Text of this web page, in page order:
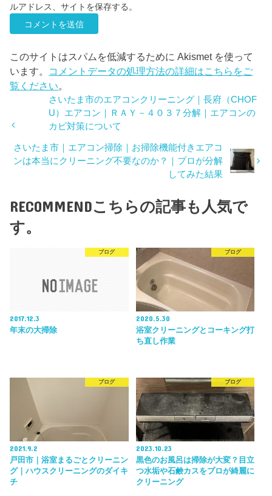
ルアドレス、サイトを保存する。
このサイトはスパムを低減するために Akismet を使って
います。 コメントデータの処理方法の詳細はこちらをご
覧ください。
さいたま市のエアコンクリーニング｜長府（CHOF
U）エアコン｜ＲＡＹ－４０３７分解｜エアコンの
カビ対策について
さいたま市｜エアコン掃除｜お掃除機能付きエアコ
ンは本当にクリーニング不要なのか？｜プロが分解
してみた結果
RECOMMENDこちらの記事も人気で
す。
ブログ
2017.12.3
年末の大掃除
ブログ
2020.5.30
浴室クリーニングとコーキング打
ち直し作業
ブログ
2021.9.2
戸田市｜浴室まるごとクリーニン
グ｜ハウスクリーニングのダイキ
チ
ブログ
2023.10.23
黒色のお風呂は掃除が大変？目立
つ水垢や石鹸カスをプロが綺麗に
クリーニング